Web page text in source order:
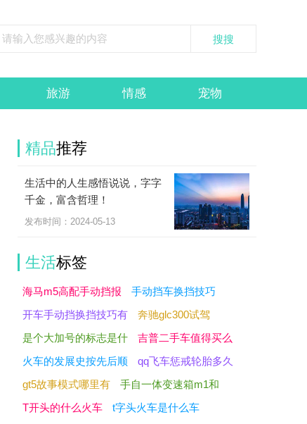
旅游 情感 宠物
精品推荐
生活中的人生感悟说说，字字
千金，富含哲理！
发布时间：2024-05-13
生活标签
海马m5高配手动挡报
手动挡车换挡技巧
开车手动挡换挡技巧有
奔驰glc300试驾
是个大加号的标志是什
吉普二手车值得买么
火车的发展史按先后顺
qq飞车惩戒轮胎多久
gt5故事模式哪里有
手自一体变速箱m1和
T开头的什么火车
t字头火车是什么车